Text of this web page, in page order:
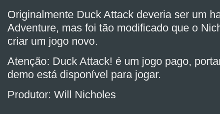
Originalmente Duck Attack deveria ser um
Adventure, mas foi tão modificado que o
criar um jogo novo.
Atenção: Duck Attack! é um jogo pago,
demo está disponível para jogar.
Produtor: Will Nicholes